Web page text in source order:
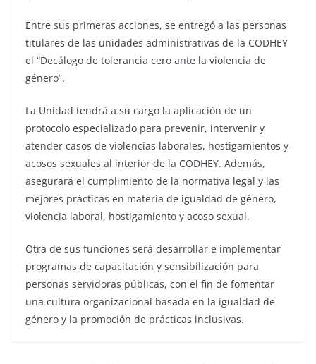
Entre sus primeras acciones, se entregó a las personas
titulares de las unidades administrativas de la CODHEY
el “Decálogo de tolerancia cero ante la violencia de
género”.
La Unidad tendrá a su cargo la aplicación de un
protocolo especializado para prevenir, intervenir y
atender casos de violencias laborales, hostigamientos y
acosos sexuales al interior de la CODHEY. Además,
asegurará el cumplimiento de la normativa legal y las
mejores prácticas en materia de igualdad de género,
violencia laboral, hostigamiento y acoso sexual.
Otra de sus funciones será desarrollar e implementar
programas de capacitación y sensibilización para
personas servidoras públicas, con el fin de fomentar
una cultura organizacional basada en la igualdad de
género y la promoción de prácticas inclusivas.